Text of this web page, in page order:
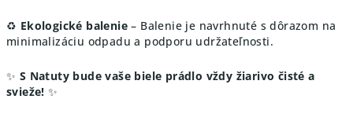
♻️ Ekologické balenie – Balenie je navrhnuté s dôrazom na
minimalizáciu odpadu a podporu udržateľnosti.
✨ S Natuty bude vaše biele prádlo vždy žiarivo čisté a
svieže! ✨